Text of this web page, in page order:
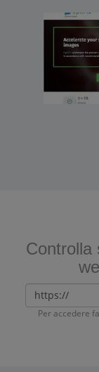
Controlla
Per accedere